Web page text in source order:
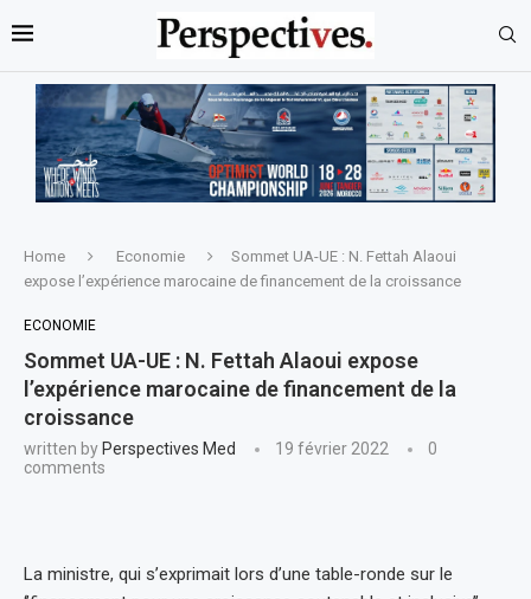
Home Economie
Sommet UA-UE : N. Fettah Alaoui
expose l’expérience marocaine de financement de la croissance
ECONOMIE
Sommet UA-UE : N. Fettah Alaoui expose
l’expérience marocaine de financement de la
croissance
written by Perspectives Med 19 février 2022
0
comments
La ministre, qui s’exprimait lors d’une table-ronde sur le